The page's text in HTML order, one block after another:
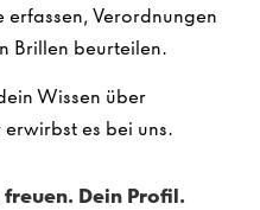
Verordnungen
Brillen beurteilen.
Wissen über
es bei uns.
Dein Profil.